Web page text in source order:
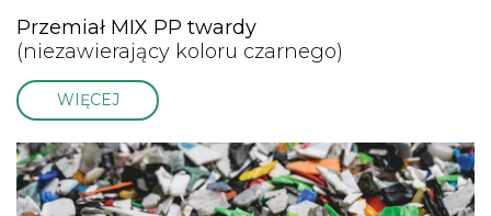
Przemiał MIX PP twardy
(niezawierający koloru czarnego)
WIĘCEJ